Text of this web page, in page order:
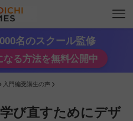
名のスクール監修
る方法を無料公開中
入門編受講生の声
び直すためにデザ